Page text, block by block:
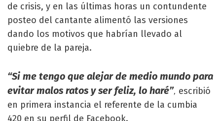
de crisis, y en las últimas horas un contundente
posteo del cantante alimentó las versiones
dando los motivos que habrían llevado al
quiebre de la pareja.
“Si me tengo que alejar de medio mundo para
evitar malos ratos y ser feliz, lo haré”, escribió
en primera instancia el referente de la cumbia
420 en su perfil de Facebook.